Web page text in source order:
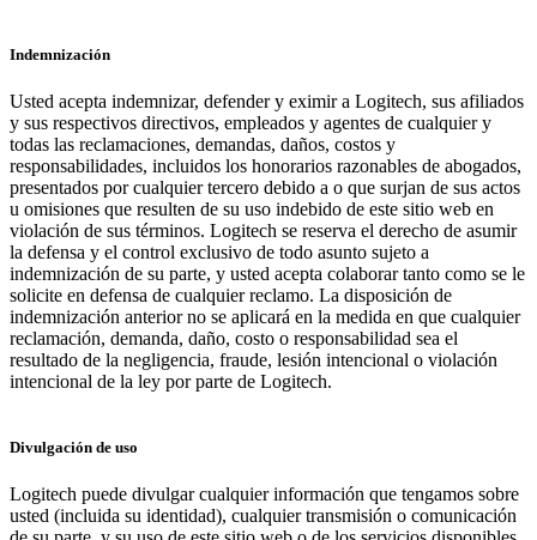
Indemnización
Usted acepta indemnizar, defender y eximir a Logitech, sus afiliados
y sus respectivos directivos, empleados y agentes de cualquier y
todas las reclamaciones, demandas, daños, costos y
responsabilidades, incluidos los honorarios razonables de abogados,
presentados por cualquier tercero debido a o que surjan de sus actos
u omisiones que resulten de su uso indebido de este sitio web en
violación de sus términos. Logitech se reserva el derecho de asumir
la defensa y el control exclusivo de todo asunto sujeto a
indemnización de su parte, y usted acepta colaborar tanto como se le
solicite en defensa de cualquier reclamo. La disposición de
indemnización anterior no se aplicará en la medida en que cualquier
reclamación, demanda, daño, costo o responsabilidad sea el
resultado de la negligencia, fraude, lesión intencional o violación
intencional de la ley por parte de Logitech.
Divulgación de uso
Logitech puede divulgar cualquier información que tengamos sobre
usted (incluida su identidad), cualquier transmisión o comunicación